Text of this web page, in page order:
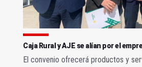
Caja Rural y AJE se alían por el
El convenio ofrecerá productos y